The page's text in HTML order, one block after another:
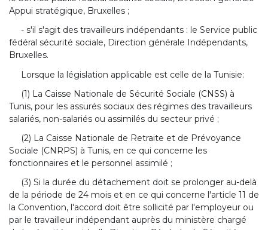
Appui stratégique, Bruxelles ;
- s'il s'agit des travailleurs indépendants : le Service public
fédéral sécurité sociale, Direction générale Indépendants,
Bruxelles.
Lorsque la législation applicable est celle de la Tunisie:
(1) La Caisse Nationale de Sécurité Sociale (CNSS) à
Tunis, pour les assurés sociaux des régimes des travailleurs
salariés, non-salariés ou assimilés du secteur privé ;
(2) La Caisse Nationale de Retraite et de Prévoyance
Sociale (CNRPS) à Tunis, en ce qui concerne les
fonctionnaires et le personnel assimilé ;
(3) Si la durée du détachement doit se prolonger au-delà
de la période de 24 mois et en ce qui concerne l'article 11 de
la Convention, l'accord doit être sollicité par l'employeur ou
par le travailleur indépendant auprès du ministère chargé